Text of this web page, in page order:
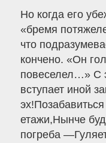
Но когда его
«бремя
что
кончено. «Он
повеселел…» С
вступает иной
етажи,Нынче
погреба